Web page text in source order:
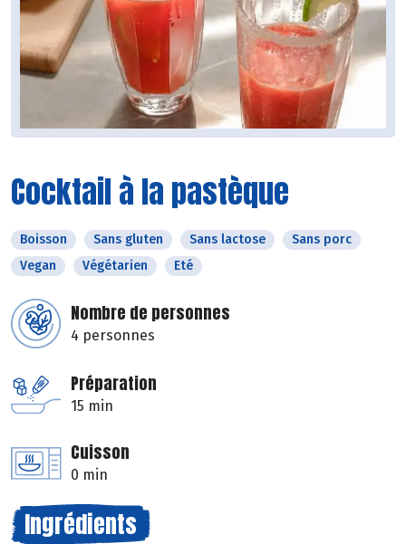
Cocktail à la pastèque
Boisson Sans gluten Sans lactose
Sans porc
Vegan
Végétarien Eté
Nombre de personnes
4 personnes
Préparation
15 min
Cuisson
0 min
Ingrédients